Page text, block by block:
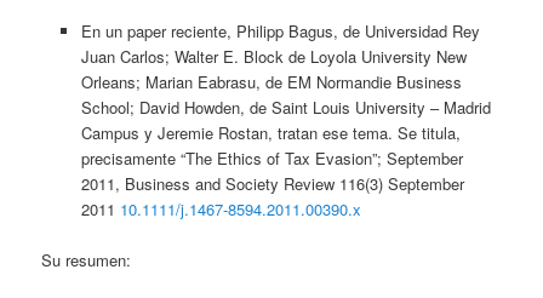
En un paper reciente, Philipp Bagus, de Universidad Rey
Juan Carlos; Walter E. Block de Loyola University New
Orleans; Marian Eabrasu, de EM Normandie Business
School; David Howden, de Saint Louis University – Madrid
Campus y Jeremie Rostan, tratan ese tema. Se titula,
precisamente “The Ethics of Tax Evasion”; September
2011, Business and Society Review 116(3) September
2011 10.1111/j.1467-8594.2011.00390.x
Su resumen: